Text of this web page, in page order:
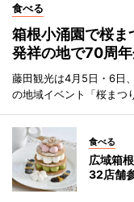
食べる
箱根小涌園で桜
発祥の地で70周
藤田観光は4月5日・6日
の地域イベント「桜まつ
食べる
広域箱
32店舗